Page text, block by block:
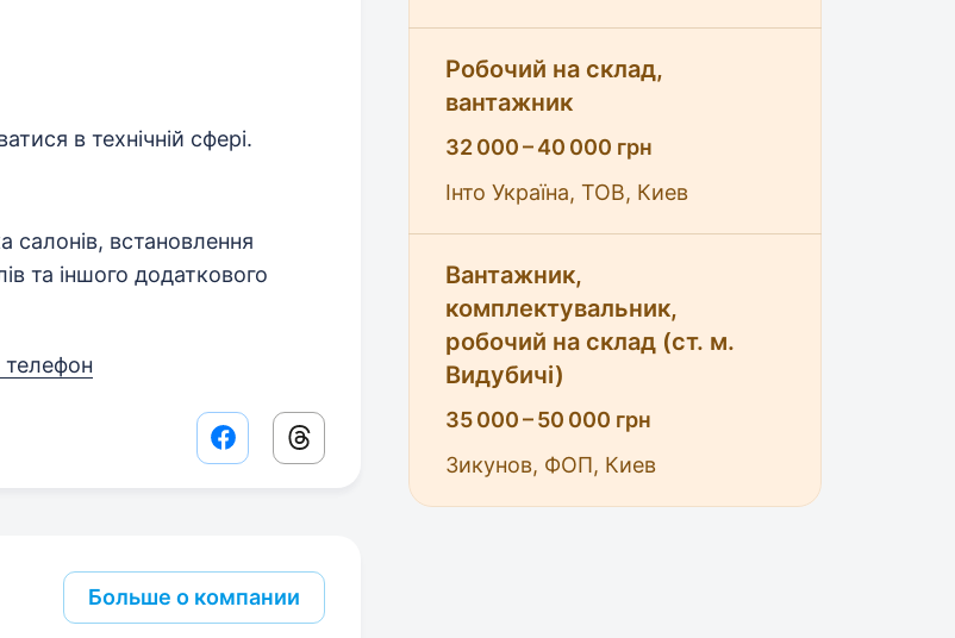
в технічній сфері.
встановлення
та іншого додаткового
телефон
Facebook share link
Threads share link
Больше о компании
Робочий на склад,
вантажник
32 000 – 40 000 грн
Інто Україна, ТОВ, Киев
Вантажник,
комплектувальник,
робочий на склад (ст. м.
Видубичі)
35 000 – 50 000 грн
Зикунов, ФОП, Киев